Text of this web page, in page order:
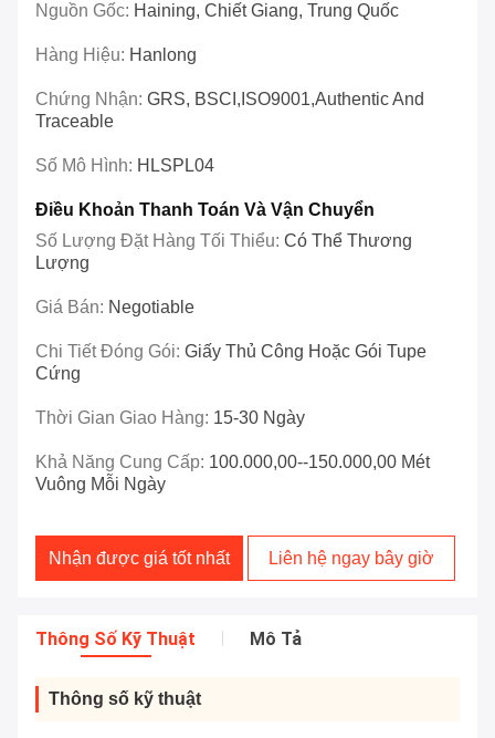
Nguồn Gốc: Haining, Chiết Giang, Trung Quốc
Hàng Hiệu: Hanlong
Chứng Nhận: GRS, BSCI,ISO9001,Authentic And
Traceable
Số Mô Hình: HLSPL04
Điều Khoản Thanh Toán Và Vận Chuyển
Số Lượng Đặt Hàng Tối Thiểu: Có Thể Thương
Lượng
Giá Bán: Negotiable
Chi Tiết Đóng Gói: Giấy Thủ Công Hoặc Gói Tupe
Cứng
Thời Gian Giao Hàng: 15-30 Ngày
Khả Năng Cung Cấp: 100.000,00--150.000,00 Mét
Vuông Mỗi Ngày
Nhận được giá tốt nhất Liên hệ ngay bây giờ
Thông Số Kỹ Thuật Mô Tả
Thông số kỹ thuật